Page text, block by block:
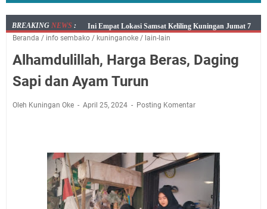
BREAKING NEWS :
Jumat 7 Agustus 2026 Mobil SIM Keliling Ada di
Kecamatan Sindangagung
Embun Pagi Jumat 8 Agustus 2026: Jika Keberkahan
Kelaparan Meskipun Memiliki Sekarung Penuh Uang
Salat Lima Waktu itu Bukan Cuma Kewajiban, Tapi
Sangat Seru
Warga Mulai Kesulitan Air Bersih Akibat Kekeringan,
Polres Kuningan dan PAM Tirta Kamuning Salurakan
12 Ribu Liter
Beranda / info sembako / kuninganoke / lain-lain
Alhamdulillah, Harga Beras, Daging
Sapi dan Ayam Turun
Oleh Kuningan Oke April 25, 2024 Posting Komentar